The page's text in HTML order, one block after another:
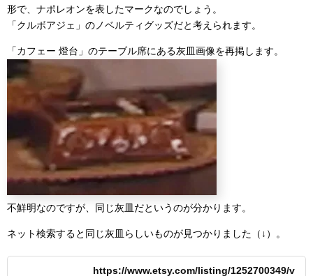
形で、ナポレオンを表したマークなのでしょう。
「クルボアジェ」のノベルティグッズだと考えられます。
「カフェー 燈台」のテーブル席にある灰皿画像を再掲します。
不鮮明なのですが、同じ灰皿だというのが分かります。
ネット検索すると同じ灰皿らしいものが見つかりました（↓）。
https://www.etsy.com/listing/1252700349/v